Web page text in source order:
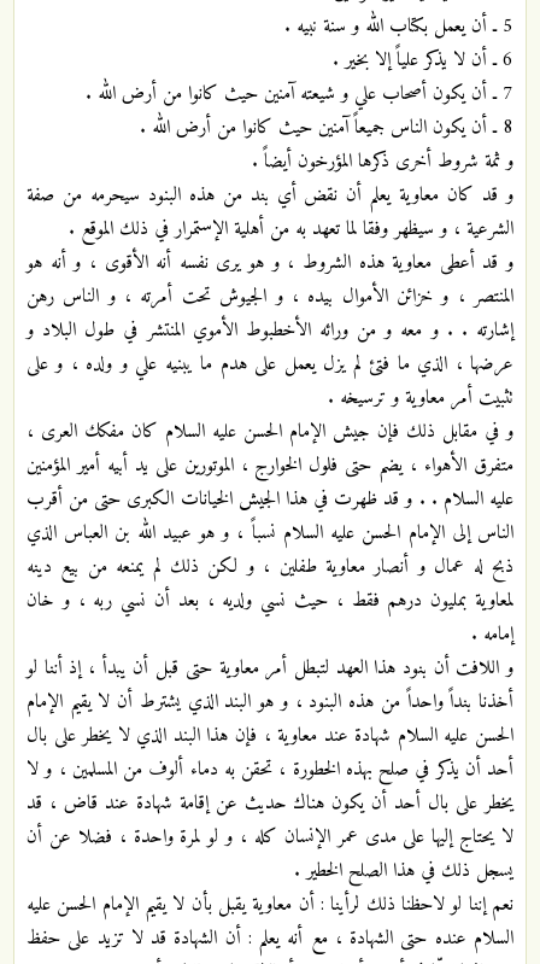
5 ـ أن يعمل بكتاب الله و سنة نبيه .
6 ـ أن لا يذكر علياً إلا بخير .
7 ـ أن يكون أصحاب علي و شيعته آمنين حيث كانوا من أرض الله .
8 ـ أن يكون الناس جميعاً آمنين حيث كانوا من أرض الله .
و ثمة شروط أخرى ذكرها المؤرخون أيضاً .
و قد كان معاوية يعلم أن نقض أي بند من هذه البنود سيحرمه من صفة
الشرعية ، و سيظهر وفقا لما تعهد به من أهلية الإستمرار في ذلك الموقع .
و قد أعطى معاوية هذه الشروط ، و هو يرى نفسه أنه الأقوى ، و أنه هو
المنتصر ، و خزائن الأموال بيده ، و الجيوش تحت أمرته ، و الناس رهن
إشارته . . و معه و من ورائه الأخطبوط الأموي المنتشر في طول البلاد و
عرضها ، الذي ما فتئ لم يزل يعمل على هدم ما يبنيه علي و ولده ، و على
تثبيت أمر معاوية و ترسيخه .
و في مقابل ذلك فإن جيش الإمام الحسن عليه السلام كان مفكك العرى ،
متفرق الأهواء ، يضم حتى فلول الخوارج ، الموتورين على يد أبيه أمير المؤمنين
عليه السلام . . و قد ظهرت في هذا الجيش الخيانات الكبرى حتى من أقرب
الناس إلى الإمام الحسن عليه السلام نسباً ، و هو عبيد الله بن العباس الذي
ذبح له عمال و أنصار معاوية طفلين ، و لكن ذلك لم يمنعه من بيع دينه
لمعاوية بمليون درهم فقط ، حيث نسي ولديه ، بعد أن نسي ربه ، و خان
إمامه .
و اللافت أن بنود هذا العهد لتبطل أمر معاوية حتى قبل أن يبدأ ، إذ أننا لو
أخذنا بنداً واحداً من هذه البنود ، و هو البند الذي يشترط أن لا يقيم الإمام
الحسن عليه السلام شهادة عند معاوية ، فإن هذا البند الذي لا يخطر على بال
أحد أن يذكر في صلح بهذه الخطورة ، تحقن به دماء ألوف من المسلمين ، و لا
يخطر على بال أحد أن يكون هناك حديث عن إقامة شهادة عند قاض ، قد
لا يحتاج إليها على مدى عمر الإنسان كله ، و لو لمرة واحدة ، فضلا عن أن
يسجل ذلك في هذا الصلح الخطير .
نعم إننا لو لاحظنا ذلك لرأينا : أن معاوية يقبل بأن لا يقيم الإمام الحسن عليه
السلام عنده حتى الشهادة ، مع أنه يعلم : أن الشهادة قد لا تزيد على حفظ